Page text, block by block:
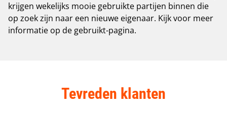
krijgen wekelijks mooie gebruikte partijen binnen die
op zoek zijn naar een nieuwe eigenaar. Kijk voor meer
informatie op de gebruikt-pagina.
Tevreden klanten